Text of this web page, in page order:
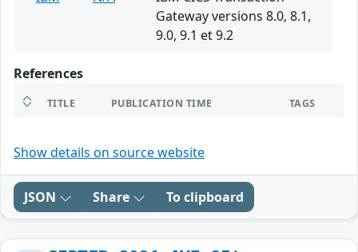
Gateway versions 8.0, 8.1,
9.0, 9.1 et 9.2
References
TITLE PUBLICATION TIME TAGS
Show details on source website
JSON Share To clipboard